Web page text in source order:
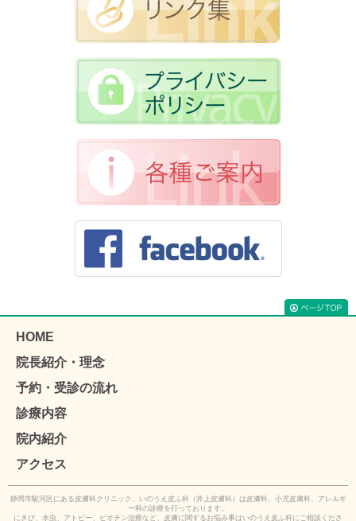
HOME
院長紹介・理念
予約・受診の流れ
診療内容
院内紹介
アクセス
静岡市駿河区にある皮膚科クリニック、いのうえ皮ふ科（井上皮膚科）は皮膚科、小児皮膚科、アレルギ
ー科の診療を行っております。
にきび、水虫、アトピー、ビオチン治療など、皮膚に関するお悩み事はいのうえ皮ふ科にご相談くださ